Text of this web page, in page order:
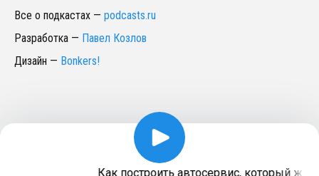
Все о подкастах — podcasts.ru
Разработка — Павел Козлов
Дизайн — Bonkers!
Как построить автосервис, который